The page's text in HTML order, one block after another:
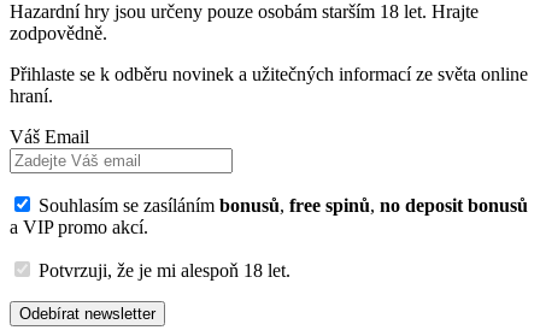
Hazardní hry jsou určeny pouze osobám starším 18 let. Hrajte
zodpovědně.
Přihlaste se k odběru novinek a užitečných informací ze světa online
hraní.
Váš Email
Souhlasím se zasíláním bonusů, free spinů, no deposit bonusů
a VIP promo akcí.
Potvrzuji, že je mi alespoň 18 let.
Odebírat newsletter